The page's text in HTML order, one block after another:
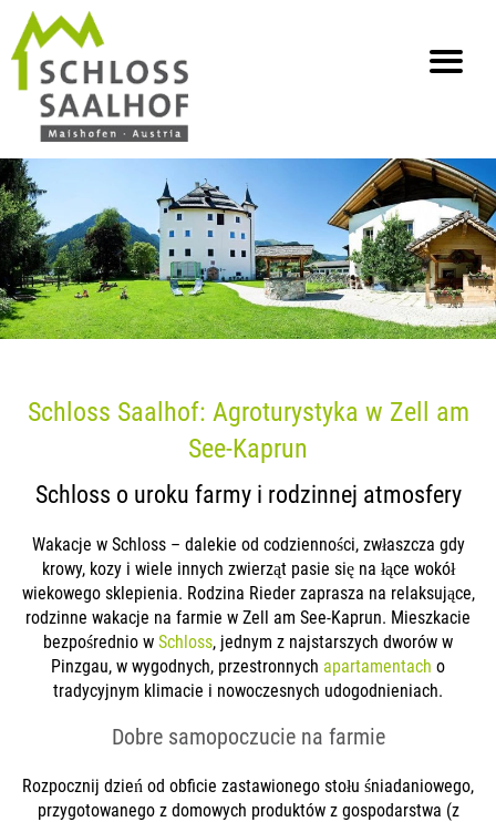
info@saalhof.at
Strona główna Kontakt Ochrona danych osobowych
Mapa strony
Schloss Saalhof: Agroturystyka w Zell am
See-Kaprun
Schloss o uroku farmy i rodzinnej atmosfery
Wakacje w Schloss – dalekie od codzienności, zwłaszcza gdy
krowy, kozy i wiele innych zwierząt pasie się na łące wokół
wiekowego sklepienia. Rodzina Rieder zaprasza na relaksujące,
rodzinne wakacje na farmie w Zell am See-Kaprun. Mieszkacie
bezpośrednio w Schloss, jednym z najstarszych dworów w
Pinzgau, w wygodnych, przestronnych apartamentach o
tradycyjnym klimacie i nowoczesnych udogodnieniach.
Dobre samopoczucie na farmie
Rozpocznij dzień od obficie zastawionego stołu śniadaniowego,
przygotowanego z domowych produktów z gospodarstwa (z